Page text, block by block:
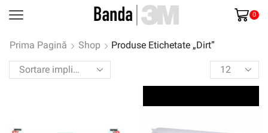
0
Prima Pagină Shop
Produse Etichetate „Dirt”
Products
per